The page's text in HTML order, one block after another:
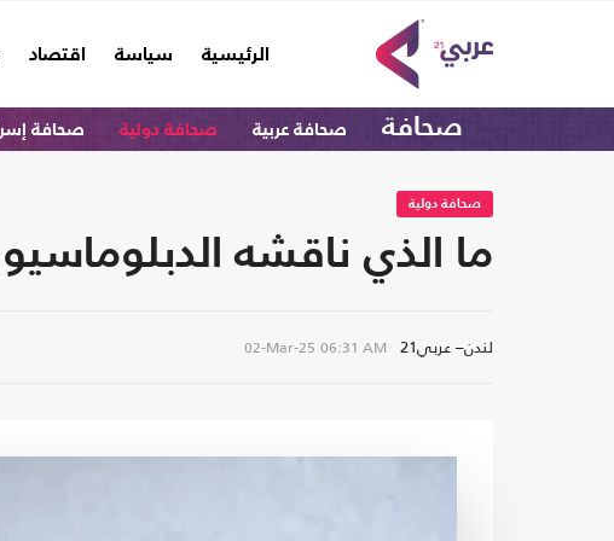
الرئيسية
(current) سياسة اقتصاد
صحافة صحافة عربية صحافة دولية صحافة
صحافة دولية
ما الذي ناقشه
لندن– عربي21 02-Mar-25 06:31 AM